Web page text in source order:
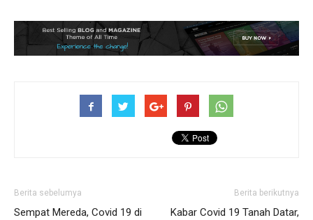
Berita sebelumya
Sempat Mereda, Covid 19 di
Berita berikutnya
Kabar Covid 19 Tanah Datar,